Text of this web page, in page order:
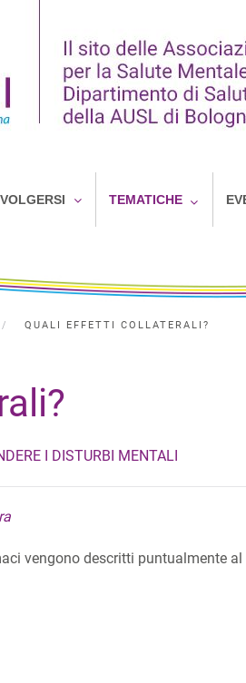
TEMATICHE
QUALI EFFETTI COLLATERALI?
I DISTURBI MENTALI
vengono descritti puntualmente